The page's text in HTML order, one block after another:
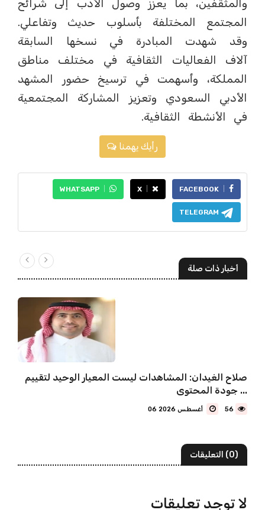
والمثقفين، بما يعزز وصول الأدب إلى شرائح
المجتمع المختلفة بأسلوب حديث وتفاعلي.
وقد شهدت المبادرة في نسخها السابقة
آلاف الفعاليات الثقافية في مختلف مناطق
المملكة، وأسهمت في ترسيخ حضور المشهد
الأدبي السعودي وتعزيز المشاركة المجتمعية
في الأنشطة الثقافية.
رأيك يهمنا
FACEBOOK
X
WHATSAPP
TELEGRAM
أخبار ذات صلة
صلاح الغيدان: المشاهدات ليست المعيار الوحيد لتقييم
جودة المحتوى ...
56
(0) التعليقات
لا توجد تعليقات